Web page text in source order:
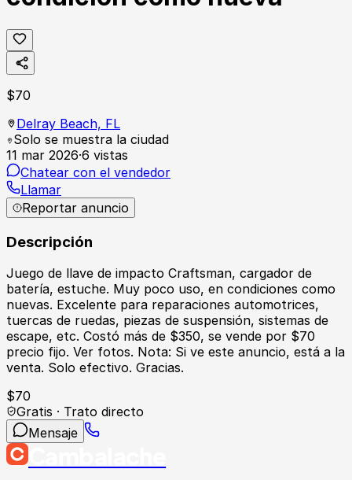
$70
Delray Beach, FL
Solo se muestra la ciudad
11 mar 2026·6 vistas
Chatear con el vendedor
Llamar
Reportar anuncio
Descripción
Juego de llave de impacto Craftsman, cargador de
batería, estuche. Muy poco uso, en condiciones como
nuevas. Excelente para reparaciones automotrices,
tuercas de ruedas, piezas de suspensión, sistemas de
escape, etc. Costó más de $350, se vende por $70
precio fijo. Ver fotos. Nota: Si ve este anuncio, está a la
venta. Solo efectivo. Gracias.
$70
Gratis · Trato directo
Mensaje